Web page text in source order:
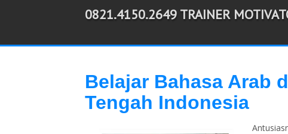
0821.4150.2649 TRAINER
Belajar Bahasa Arab
Tengah Indonesia